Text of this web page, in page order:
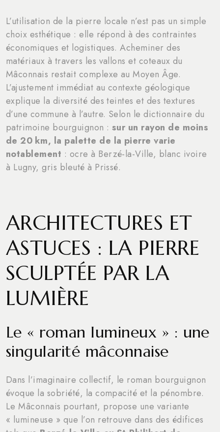
L’utilisation de la pierre locale n’est pas un simple
choix esthétique : elle répond à des contraintes
économiques et logistiques. Acheminer des
matériaux à travers les vallons et coteaux du
Mâconnais restait complexe au Moyen Âge.
L’ajustement immédiat au contexte géologique
explique la diversité des teintes et des textures
d’une commune à l’autre. Selon le dictionnaire du
patrimoine bourguignon : sur un rayon de moins
de 20 km, la palette de la pierre varie
notablement : ocre à Berzé-la-Ville, blanc ivoire
à Lugny, gris bleuté à Prissé.
ARCHITECTURES ET
ASTUCES : LA PIERRE
SCULPTÉE PAR LA
LUMIÈRE
Le « roman lumineux » : une
singularité mâconnaise
Dans l’imaginaire collectif, le roman bourguignon
évoque la sobriété, la compacité et la pénombre.
Le Mâconnais pourtant, propose une variante
« lumineuse » que l’on retrouve dans des édifices